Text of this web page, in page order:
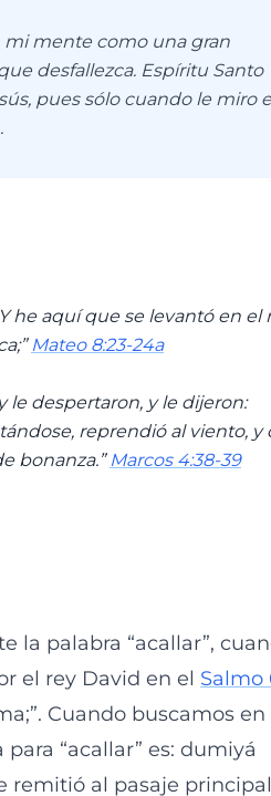
mi mente como una gran
desfallezca. Espíritu Santo
pues sólo cuando le miro
he aquí que se levantó en el
Mateo 8:23-24a
le despertaron, y le dijeron:
reprendió al viento, y
bonanza.” Marcos 4:38-39
la palabra “acallar”,
el rey David en el Salmo
Cuando buscamos en
“acallar” es: dumiyá